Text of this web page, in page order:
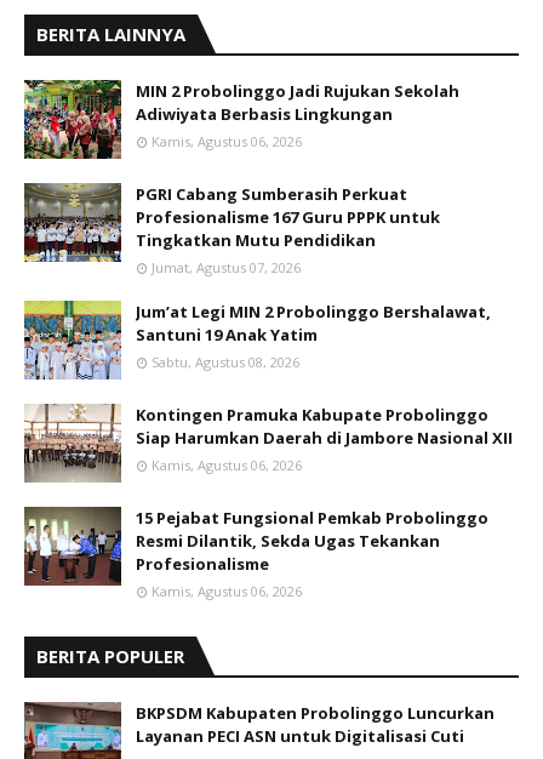
BERITA LAINNYA
MIN 2 Probolinggo Jadi Rujukan Sekolah
Adiwiyata Berbasis Lingkungan
Kamis, Agustus 06, 2026
PGRI Cabang Sumberasih Perkuat
Profesionalisme 167 Guru PPPK untuk
Tingkatkan Mutu Pendidikan
Jumat, Agustus 07, 2026
Jum’at Legi MIN 2 Probolinggo Bershalawat,
Santuni 19 Anak Yatim
Sabtu, Agustus 08, 2026
Kontingen Pramuka Kabupate Probolinggo
Siap Harumkan Daerah di Jambore Nasional XII
Kamis, Agustus 06, 2026
15 Pejabat Fungsional Pemkab Probolinggo
Resmi Dilantik, Sekda Ugas Tekankan
Profesionalisme
Kamis, Agustus 06, 2026
BERITA POPULER
BKPSDM Kabupaten Probolinggo Luncurkan
Layanan PECI ASN untuk Digitalisasi Cuti